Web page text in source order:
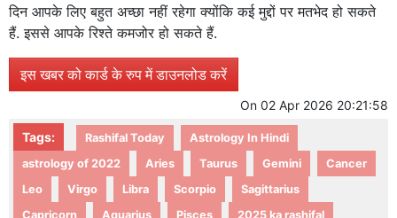
दिन आपके लिए बहुत अच्छा नहीं रहेगा क्योंकि कई मुद्दों पर मतभेद हो सकते
हैं. इससे आपके रिश्ते कमजोर हो सकते हैं.
इस खबर को कार्ड के रुप में डाउनलोड करें
On 02 Apr 2026 20:21:58
Tags: Rashifal Today
Astrology In Hindi
astrology of 2022
Aries Taurus Gemini
Cancer
Leo
Virgo Libra Scorpio
Sagittarius
Capricorn
Aquarius Pisces
2025 ka rashifal